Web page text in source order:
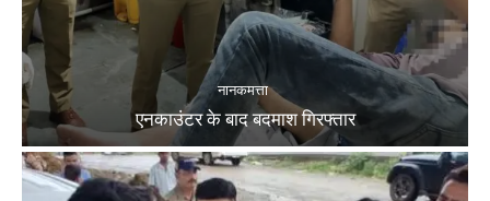
नानकमत्ता
एनकाउंटर के बाद बदमाश गिरफ्तार